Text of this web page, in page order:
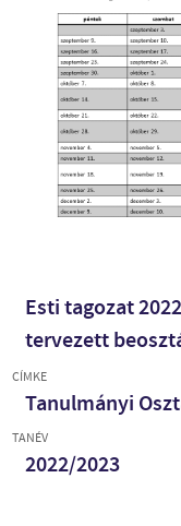
Esti tagozat
tervezett
CÍMKE
Tanulmányi
TANÉV
2022/2023